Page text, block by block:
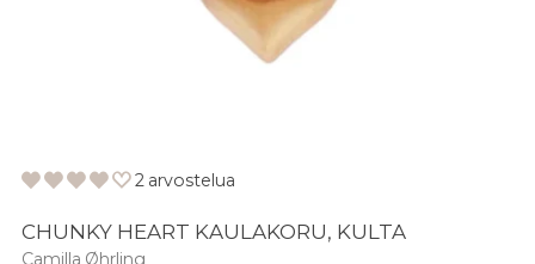
2 arvostelua
CHUNKY HEART KAULAKORU, KULTA
Camilla Øhrling